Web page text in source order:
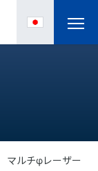
マルチφレーザー